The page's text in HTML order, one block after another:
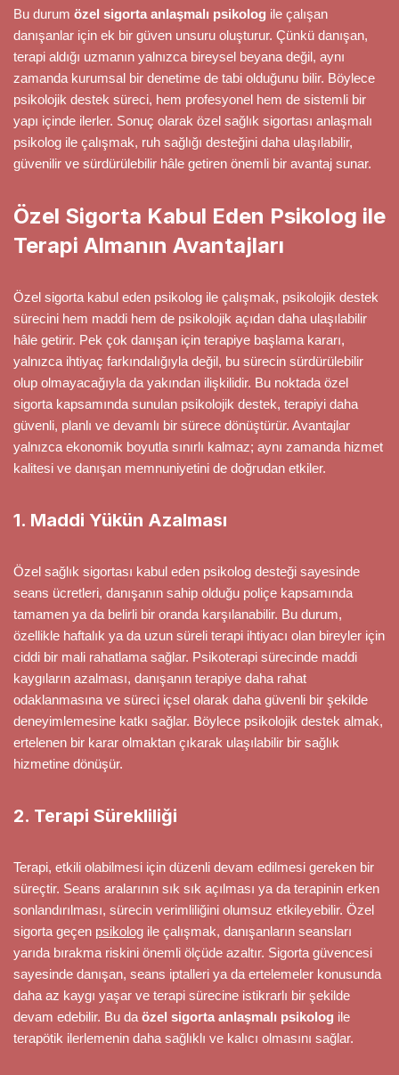
Bu durum özel sigorta anlaşmalı psikolog ile çalışan
danışanlar için ek bir güven unsuru oluşturur. Çünkü danışan,
terapi aldığı uzmanın yalnızca bireysel beyana değil, aynı
zamanda kurumsal bir denetime de tabi olduğunu bilir. Böylece
psikolojik destek süreci, hem profesyonel hem de sistemli bir
yapı içinde ilerler. Sonuç olarak özel sağlık sigortası anlaşmalı
psikolog ile çalışmak, ruh sağlığı desteğini daha ulaşılabilir,
güvenilir ve sürdürülebilir hâle getiren önemli bir avantaj sunar.
Özel Sigorta Kabul Eden Psikolog ile
Terapi Almanın Avantajları
Özel sigorta kabul eden psikolog ile çalışmak, psikolojik destek
sürecini hem maddi hem de psikolojik açıdan daha ulaşılabilir
hâle getirir. Pek çok danışan için terapiye başlama kararı,
yalnızca ihtiyaç farkındalığıyla değil, bu sürecin sürdürülebilir
olup olmayacağıyla da yakından ilişkilidir. Bu noktada özel
sigorta kapsamında sunulan psikolojik destek, terapiyi daha
güvenli, planlı ve devamlı bir sürece dönüştürür. Avantajlar
yalnızca ekonomik boyutla sınırlı kalmaz; aynı zamanda hizmet
kalitesi ve danışan memnuniyetini de doğrudan etkiler.
1. Maddi Yükün Azalması
Özel sağlık sigortası kabul eden psikolog desteği sayesinde
seans ücretleri, danışanın sahip olduğu poliçe kapsamında
tamamen ya da belirli bir oranda karşılanabilir. Bu durum,
özellikle haftalık ya da uzun süreli terapi ihtiyacı olan bireyler için
ciddi bir mali rahatlama sağlar. Psikoterapi sürecinde maddi
kaygıların azalması, danışanın terapiye daha rahat
odaklanmasına ve süreci içsel olarak daha güvenli bir şekilde
deneyimlemesine katkı sağlar. Böylece psikolojik destek almak,
ertelenen bir karar olmaktan çıkarak ulaşılabilir bir sağlık
hizmetine dönüşür.
2. Terapi Sürekliliği
Terapi, etkili olabilmesi için düzenli devam edilmesi gereken bir
süreçtir. Seans aralarının sık sık açılması ya da terapinin erken
sonlandırılması, sürecin verimliliğini olumsuz etkileyebilir. Özel
sigorta geçen psikolog ile çalışmak, danışanların seansları
yarıda bırakma riskini önemli ölçüde azaltır. Sigorta güvencesi
sayesinde danışan, seans iptalleri ya da ertelemeler konusunda
daha az kaygı yaşar ve terapi sürecine istikrarlı bir şekilde
devam edebilir. Bu da özel sigorta anlaşmalı psikolog ile
terapötik ilerlemenin daha sağlıklı ve kalıcı olmasını sağlar.